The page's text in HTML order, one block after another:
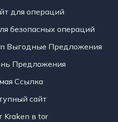
для операций
безопасных операций
Выгодные Предложения
Предложения
Ссылка
сайт
Kraken в tor